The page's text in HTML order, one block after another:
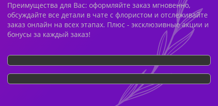
Преимущества для Вас: оформляйте заказ мгновенно,
обсуждайте все детали в чате с флористом и отслеживайте
заказ онлайн на всех этапах. Плюс - эксклюзивные акции и
бонусы за каждый заказ!